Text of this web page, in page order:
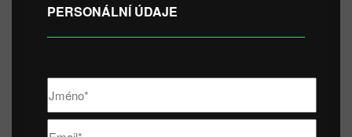
PERSONÁLNÍ ÚDAJE